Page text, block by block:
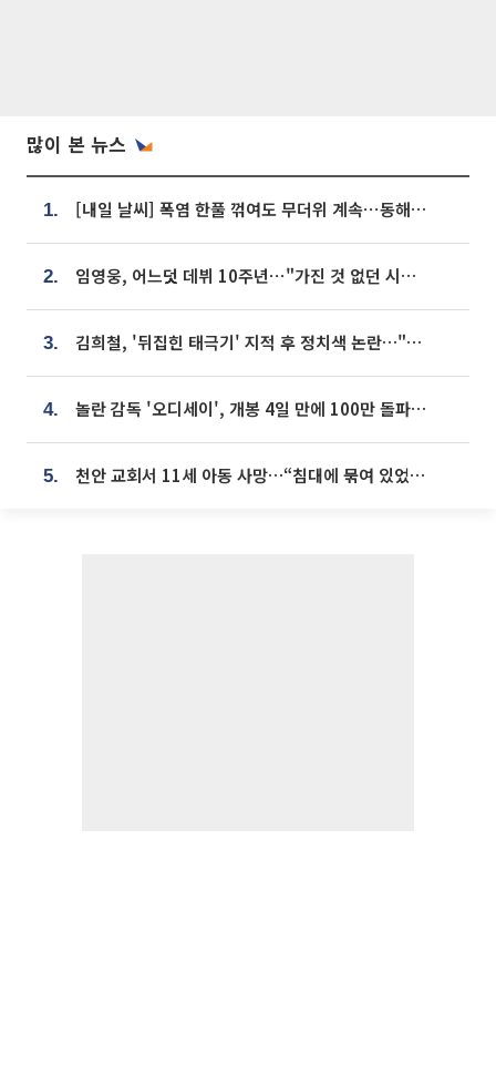
많이 본 뉴스
1. [내일 날씨] 폭염 한풀 꺾여도 무더위 계속⋯동해안 이틀 연속 비
2. 임영웅, 어느덧 데뷔 10주년⋯"가진 것 없던 시절, 내 앞엔 20명의 팬뿐"
3. 김희철, '뒤집힌 태극기' 지적 후 정치색 논란…"좌우 떠나 우리나라 국기"
4. 놀란 감독 '오디세이', 개봉 4일 만에 100만 돌파⋯'왕사남' 보다 빠르다
5. 천안 교회서 11세 아동 사망…“침대에 묶여 있었다” 진술 확보